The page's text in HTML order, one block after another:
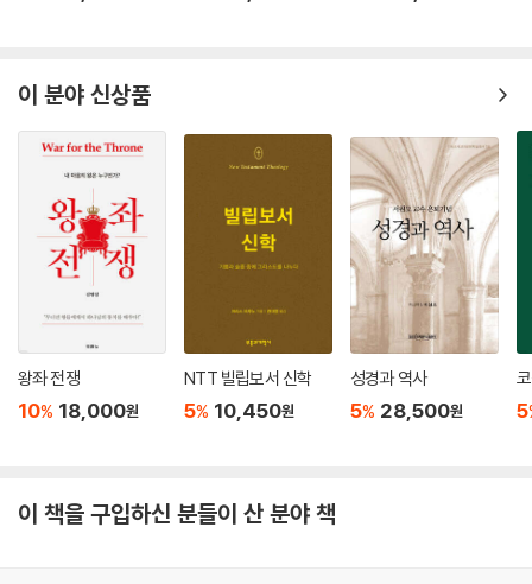
이 분야 신상품
왕좌 전쟁
10% 18,000원
NTT 빌립보서 신학
5% 10,450원
성경과 역사
5% 28,500원 5
이 책을 구입하신 분들이 산 분야 책